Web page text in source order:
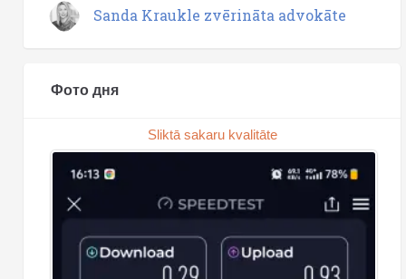
Sanda Kraukle zvērināta advokāte
Фото дня
Sliktā sakaru kvalitāte